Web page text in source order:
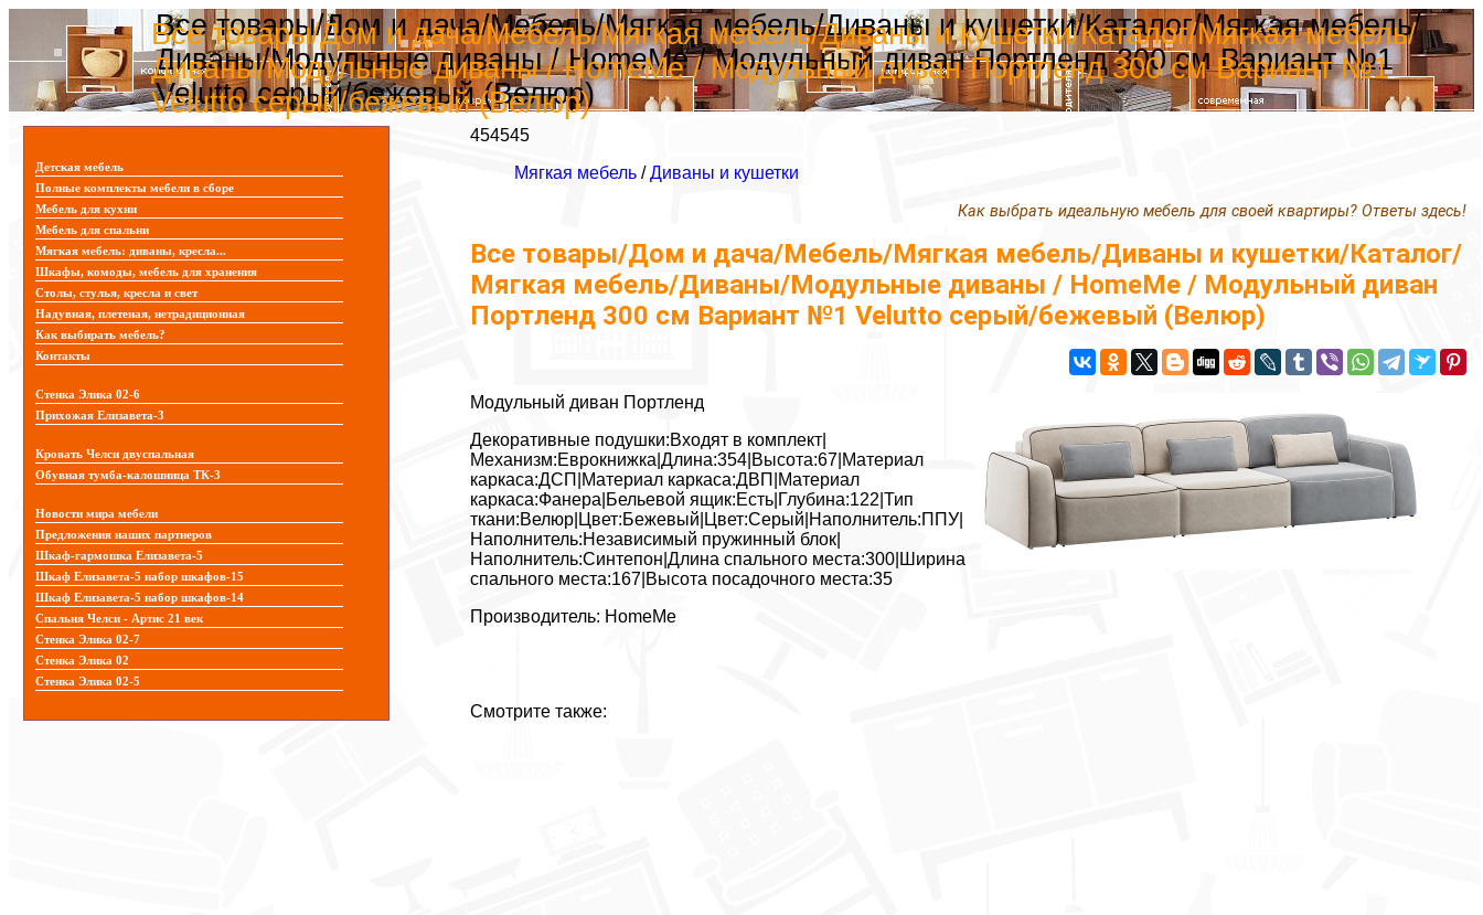
Все товары/Дом и дача/Мебель/Мягкая мебель/Диваны и кушетки/Каталог/Мягкая мебель/
Диваны/Модульные диваны / HomeMe / Модульный диван Портленд 300 см Вариант №1
Velutto серый/бежевый (Велюр)
Все товары/Дом и дача/Мебель/Мягкая мебель/Диваны и кушетки/Каталог/Мягкая мебель/
Диваны/Модульные диваны / HomeMe / Модульный диван Портленд 300 см Вариант №1
Velutto серый/бежевый (Велюр)
454545
Мягкая мебель /Диваны и кушетки
Как выбрать идеальную мебель для своей квартиры? Ответы здесь!
Все товары/Дом и дача/Мебель/Мягкая мебель/Диваны и кушетки/Каталог/
Мягкая мебель/Диваны/Модульные диваны / HomeMe / Модульный диван
Портленд 300 см Вариант №1 Velutto серый/бежевый (Велюр)
Модульный диван Портленд
Декоративные подушки:Входят в комплект|
Механизм:Еврокнижка|Длина:354|Высота:67|Материал
каркаса:ДСП|Материал каркаса:ДВП|Материал
каркаса:Фанера|Бельевой ящик:Есть|Глубина:122|Тип
ткани:Велюр|Цвет:Бежевый|Цвет:Серый|Наполнитель:ППУ|
Наполнитель:Независимый пружинный блок|
Наполнитель:Синтепон|Длина спального места:300|Ширина
спального места:167|Высота посадочного места:35
Производитель: HomeMe
Смотрите также:
Детская мебель
Полные комплекты мебели в сборе
Мебель для кухни
Мебель для спальни
Мягкая мебель: диваны, кресла...
Шкафы, комоды, мебель для хранения
Столы, стулья, кресла и свет
Надувная, плетеная, нетрадиционная
Как выбирать мебель?
Контакты
Стенка Элика 02-6
Прихожая Елизавета-3
Кровать Челси двуспальная
Обувная тумба-калошница ТК-3
Новости мира мебели
Предложения наших партнеров
Шкаф-гармошка Елизавета-5
Шкаф Елизавета-5 набор шкафов-15
Шкаф Елизавета-5 набор шкафов-14
Спальня Челси - Артис 21 век
Стенка Элика 02-7
Стенка Элика 02
Стенка Элика 02-5